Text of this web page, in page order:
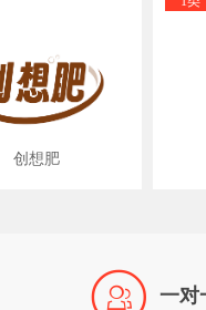
创想肥
 一对